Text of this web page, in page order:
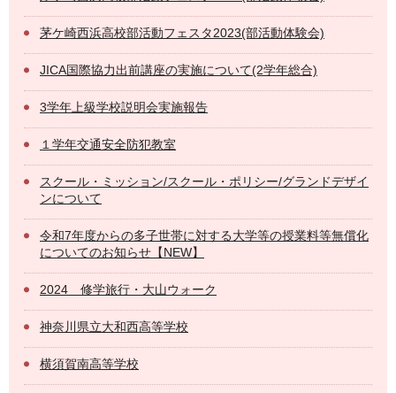
茅ケ崎西浜高校部活動フェスタ2023(部活動体験会)
JICA国際協力出前講座の実施について(2学年総合)
3学年上級学校説明会実施報告
１学年交通安全防犯教室
スクール・ミッション/スクール・ポリシー/グランドデザイ
ンについて
令和7年度からの多子世帯に対する大学等の授業料等無償化
についてのお知らせ【NEW】
2024 修学旅行・大山ウォーク
神奈川県立大和西高等学校
横須賀南高等学校